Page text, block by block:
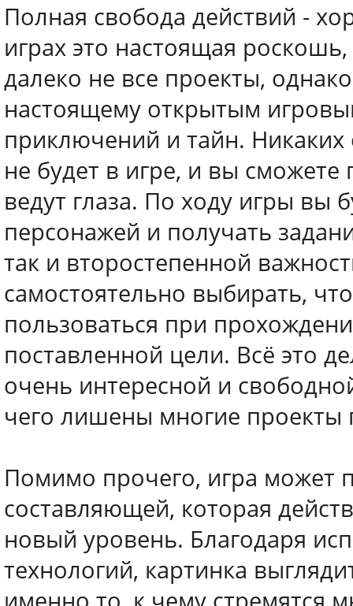
Полная свобода действий -
играх это настоящая
далеко не все проекты,
настоящему открытым
приключений и тайн.
не будет в игре, и вы сможете
ведут глаза. По ходу игры вы
персонажей и получать
так и второстепенной
самостоятельно выбирать,
пользоваться при
поставленной цели. Всё это
очень интересной и
чего лишены многие проекты
Помимо прочего, игра может
составляющей, которая
новый уровень. Благодаря
технологий, картинка